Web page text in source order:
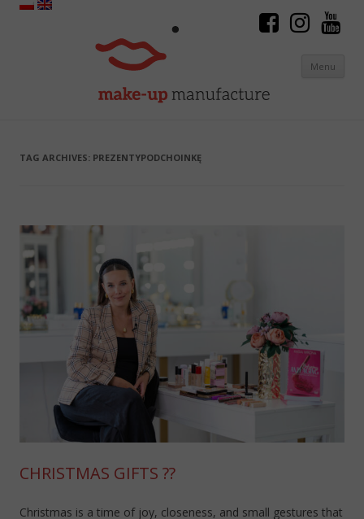
Menu
TAG ARCHIVES: PREZENTYPODCHOINKĘ
CHRISTMAS GIFTS ??
Christmas is a time of joy, closeness, and small gestures that